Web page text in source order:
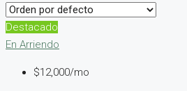
Destacado
En Arriendo
$12,000/mo